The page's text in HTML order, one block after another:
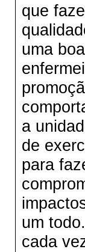
que
uma
a
de
para
um
cada